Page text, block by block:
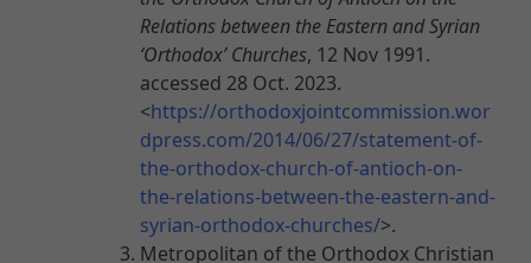
Relations between the Eastern and Syrian
‘Orthodox’ Churches, 12 Nov 1991.
accessed 28 Oct. 2023.
<https://orthodoxjointcommission.wor
dpress.com/2014/06/27/statement-of-
the-orthodox-church-of-antioch-on-
the-relations-between-the-eastern-and-
syrian-orthodox-churches/>.
Metropolitan of the Orthodox Christian